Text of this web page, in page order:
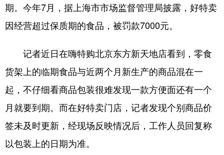
期。今年7月，据上海市市场监督管理局披露，好特卖
因经营超过保质期的食品，被罚款7000元。
记者近日在嗨特购北京东方新天地店看到，零食
货架上的临期食品与近两个月新生产的商品混在一
起，不仔细看商品包装很难发现一款方便面还有一个
月就要到期。而在好特卖门店，记者发现个别商品价
签未及时更新，经现场反映情况后，工作人员回复称
以包装上的日期为准。